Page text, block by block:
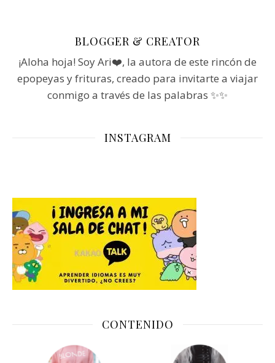
BLOGGER & CREATOR
¡Aloha hoja! Soy Ari❤️, la autora de este rincón de
epopeyas y frituras, creado para invitarte a viajar
conmigo a través de las palabras ✨✨
INSTAGRAM
CONTENIDO